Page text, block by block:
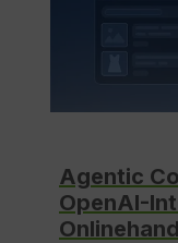
Agentic
OpenAI-